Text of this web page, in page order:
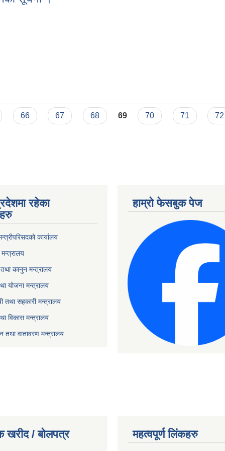
66 67 68 69 70 71 72
रहेका
कार्यालय
कानुन मन्त्रालय
योजना मन्त्रालय
तथा सहकारी मन्त्रालय
विकास मन्त्रालय
तथा वातावरण मन्त्रालय
हाम्रो फेसबुक पेज
खरीद / बोलपत्र
महत्वपूर्ण लिंकहरु